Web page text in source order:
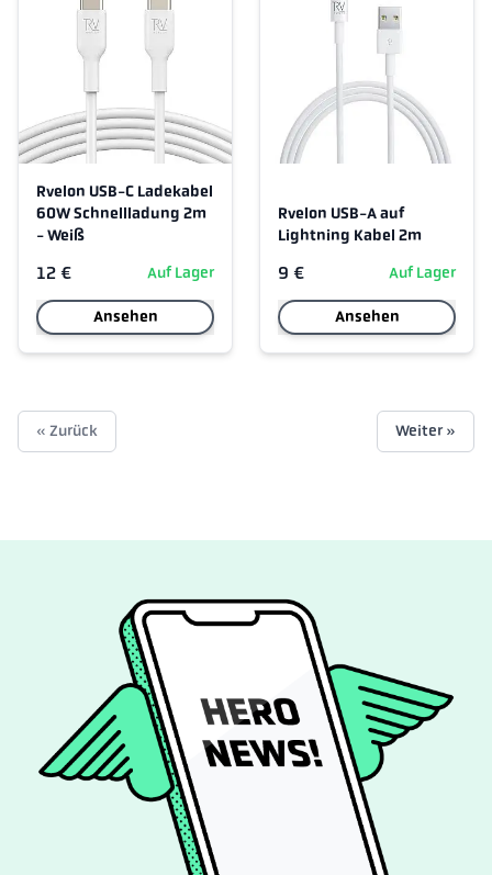
Rvelon USB-C Ladekabel
60W Schnellladung 2m
- Weiß
12 € Auf Lager
Ansehen
Rvelon USB-A auf
Lightning Kabel 2m
9 € Auf Lager
Ansehen
« Zurück Weiter »